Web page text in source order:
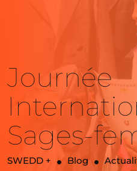
Journée
Sages-
SWEDD + Blog